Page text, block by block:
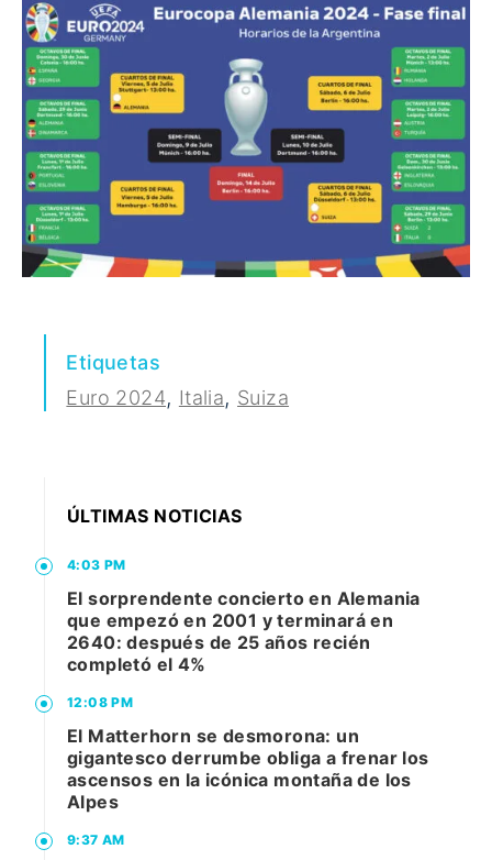
Etiquetas
Euro 2024, Italia, Suiza
ÚLTIMAS NOTICIAS
4:03 PM
El sorprendente concierto en Alemania
que empezó en 2001 y terminará en
2640: después de 25 años recién
completó el 4%
12:08 PM
El Matterhorn se desmorona: un
gigantesco derrumbe obliga a frenar los
ascensos en la icónica montaña de los
Alpes
9:37 AM